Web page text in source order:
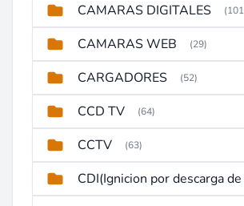
CAMARAS DIGITALES
CAMARAS WEB (29)
CARGADORES (52)
CCD TV (64)
CCTV (63)